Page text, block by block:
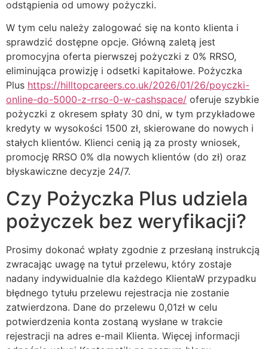
odstąpienia od umowy pożyczki.
W tym celu należy zalogować się na konto klienta i
sprawdzić dostępne opcje. Główną zaletą jest
promocyjna oferta pierwszej pożyczki z 0% RRSO,
eliminująca prowizję i odsetki kapitałowe. Pożyczka
Plus https://hilltopcareers.co.uk/2026/01/26/poyczki-
online-do-5000-z-rrso-0-w-cashspace/ oferuje szybkie
pożyczki z okresem spłaty 30 dni, w tym przykładowe
kredyty w wysokości 1500 zł, skierowane do nowych i
stałych klientów. Klienci cenią ją za prosty wniosek,
promocję RRSO 0% dla nowych klientów (do zł) oraz
błyskawiczne decyzje 24/7.
Czy Pożyczka Plus udziela
pożyczek bez weryfikacji?
Prosimy dokonać wpłaty zgodnie z przesłaną instrukcją
zwracając uwagę na tytuł przelewu, który zostaje
nadany indywidualnie dla każdego KlientaW przypadku
błędnego tytułu przelewu rejestracja nie zostanie
zatwierdzona. Dane do przelewu 0,01zł w celu
potwierdzenia konta zostaną wysłane w trakcie
rejestracji na adres e-mail Klienta. Więcej informacji